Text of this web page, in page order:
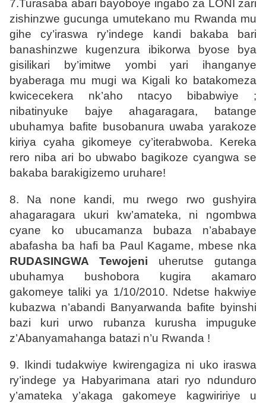
7.Turasaba abari bayoboye ingabo za LONI zari
zishinzwe gucunga umutekano mu Rwanda mu
gihe cy’iraswa ry’indege kandi bakaba bari
banashinzwe kugenzura ibikorwa byose bya
gisilikari by’imitwe yombi yari ihanganye
byaberaga mu mugi wa Kigali ko batakomeza
kwicecekera nk’aho ntacyo bibabwiye ;
nibatinyuke bajye ahagaragara, batange
ubuhamya bafite busobanura uwaba yarakoze
kiriya cyaha gikomeye cy’iterabwoba. Kereka
rero niba ari bo ubwabo bagikoze cyangwa se
bakaba barakigizemo uruhare!
8. Na none kandi, mu rwego rwo gushyira
ahagaragara ukuri kw’amateka, ni ngombwa
cyane ko ubucamanza bubaza n’ababaye
abafasha ba hafi ba Paul Kagame, mbese nka
RUDASINGWA Tewojeni uherutse gutanga
ubuhamya bushobora kugira akamaro
gakomeye taliki ya 1/10/2010. Ndetse hakwiye
kubazwa n’abandi Banyarwanda bafite byinshi
bazi kuri urwo rubanza kurusha impuguke
z’Abanyamahanga batazi n’u Rwanda !
9. Ikindi tudakwiye kwirengagiza ni uko iraswa
ry’indege ya Habyarimana atari ryo ndunduro
y’amateka y’akaga gakomeye kagwiririye u